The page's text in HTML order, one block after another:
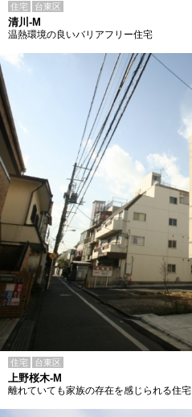
住宅 台東区
清川-M
温熱環境の良いバリアフリー住宅
住宅 台東区
上野桜木-M
離れていても家族の存在を感じられる住宅